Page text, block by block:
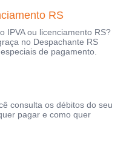
RS
IPVA ou licenciamento RS?
no Despachante RS
de pagamento.
consulta os débitos do seu
pagar e como quer